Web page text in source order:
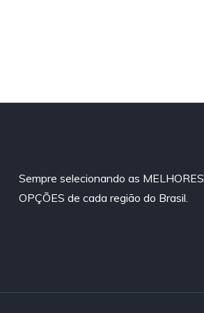
Sempre selecionando as MELHORES
OPÇÕES de cada região do Brasil.